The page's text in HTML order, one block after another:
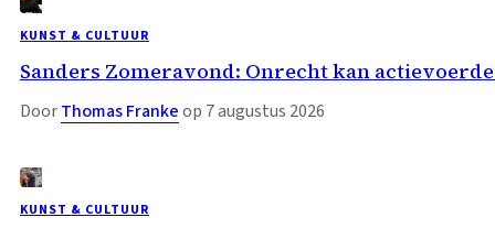
KUNST & CULTUUR
Sanders Zomeravond: Onrecht kan
DoorThomas Frankeop 7 augustus 2026
KUNST & CULTUUR